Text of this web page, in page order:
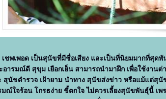
ชพเพอด เป็นสุนัขที่มีชื่อเสียง และเป็นที่นิยมมากที่สุด
ารมณ์ดี สุขุม เยือกเย็น สามารถนำมาฝึก เพื่อใช้งานต่
สุนัขตำรวจ เฝ้ายาม นำทาง สุนัขส่งข่าว หรือแม้แต่สุ
ณ์ใจร้อน โกรธง่าย ขี้ตกใจ ไม่ควรเลี้ยงสุนัขพันธุ์นี้ เพ